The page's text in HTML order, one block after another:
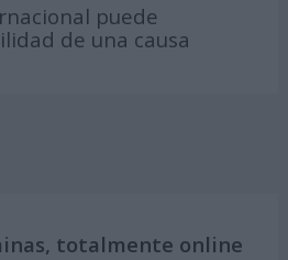
puede
de una causa
totalmente online